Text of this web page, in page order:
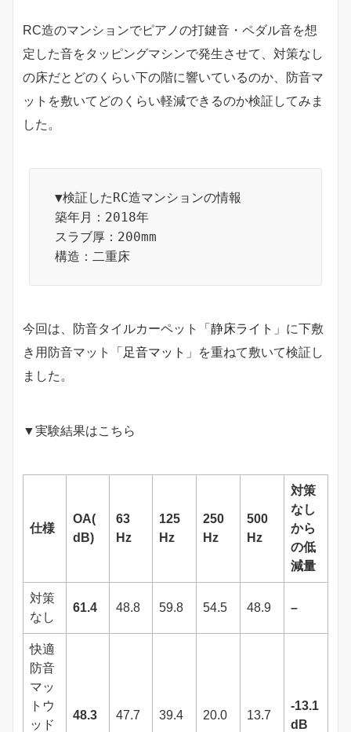
RC造のマンションでピアノの打鍵音・ペダル音を想
定した音をタッピングマシンで発生させて、対策なし
の床だとどのくらい下の階に響いているのか、防音マ
ットを敷いてどのくらい軽減できるのか検証してみま
した。
▼検証したRC造マンションの情報
築年月：2018年
スラブ厚：200mm
構造：二重床
今回は、防音タイルカーペット「 静床ライト 」に下敷
き用防音マット「 足音マット 」を重ねて敷いて検証し
ました。
▼実験結果はこちら
仕様
OA(
dB)
63
Hz
125
Hz
250
Hz
500
Hz
対策
なし
から
の低
減量
対策
なし
61.4 48.8 59.8 54.5 48.9 –
快適
防音
マッ
トウ
ッド
48.3 47.7 39.4 20.0 13.7
-13.1
dB